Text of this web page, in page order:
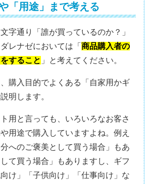
「用途」まで考える
字通り「誰が買っているのか？」
レナゼにおいては「商品購入者の
すること 」と考えてください。
購入目的でよくある「自家用かギ
明します。
用と言っても、いろいろなお客さ
用途で購入していますよね。例え
へのご褒美として買う場合」もあ
て買う場合」もありますし、ギフ
け」「子供向け」「仕事向け」な